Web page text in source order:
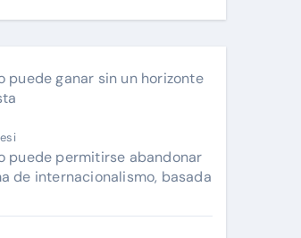
puede ganar sin un horizonte
puede permitirse abandonar
de internacionalismo, basada